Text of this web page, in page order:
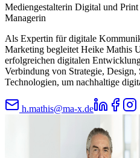
Mediengestalterin Digital und
Managerin
Als Expertin für digitale
Marketing begleitet Heike Mathis
erfolgreichen digitalen
Verbindung von Strategie, Design,
Technologien, um nachhaltige
h.mathis@ma-x.de